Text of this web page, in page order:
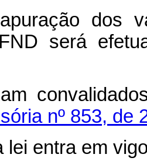
dos
será
nº 853, de
lei entra em